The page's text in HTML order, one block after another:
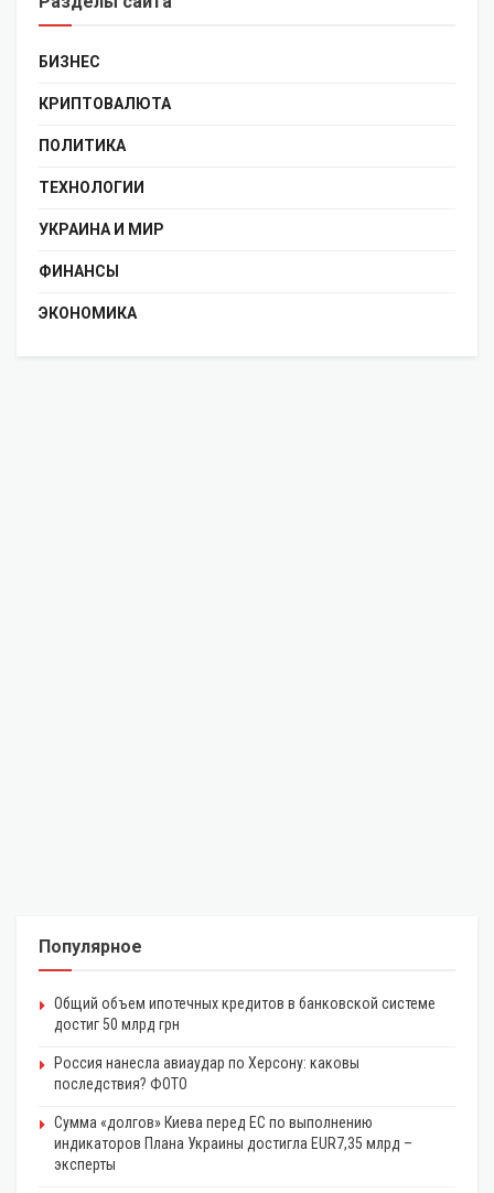
БИЗНЕС
КРИПТОВАЛЮТА
ПОЛИТИКА
ТЕХНОЛОГИИ
УКРАИНА И МИР
ФИНАНСЫ
ЭКОНОМИКА
Популярное
Общий объем ипотечных кредитов в банковской системе
достиг 50 млрд грн
Россия нанесла авиаудар по Херсону: каковы
последствия? ФОТО
Сумма «долгов» Киева перед ЕС по выполнению
индикаторов Плана Украины достигла EUR7,35 млрд –
эксперты